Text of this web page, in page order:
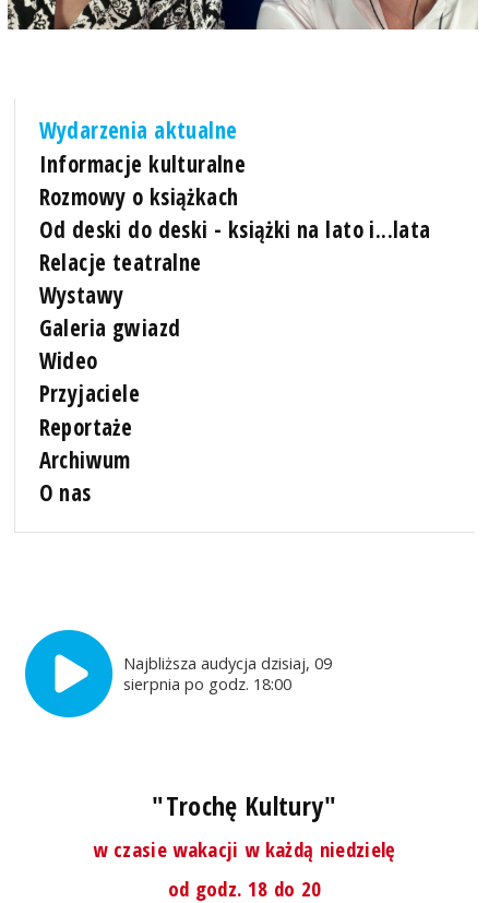
Wydarzenia aktualne
Informacje kulturalne
Rozmowy o książkach
Od deski do deski - książki na lato i...lata
Relacje teatralne
Wystawy
Galeria gwiazd
Wideo
Przyjaciele
Reportaże
Archiwum
O nas
Najbliższa audycja dzisiaj, 09
sierpnia po godz. 18:00
"Trochę Kultury"
w czasie wakacji w każdą niedzielę
od godz. 18 do 20